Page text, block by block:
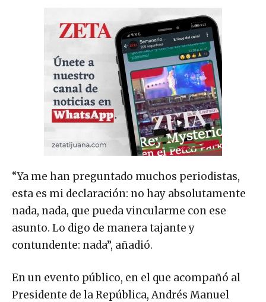
“Ya me han preguntado muchos periodistas,
esta es mi declaración: no hay absolutamente
nada, nada, que pueda vincularme con ese
asunto. Lo digo de manera tajante y
contundente: nada”, añadió.
En un evento público, en el que acompañó al
Presidente de la República, Andrés Manuel